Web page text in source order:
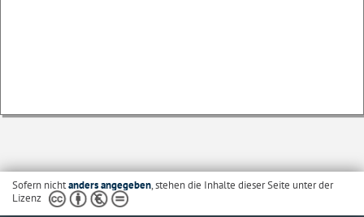
Sofern nichtanders angegeben, stehen die Inhalte dieser Seite unter der
Lizenz